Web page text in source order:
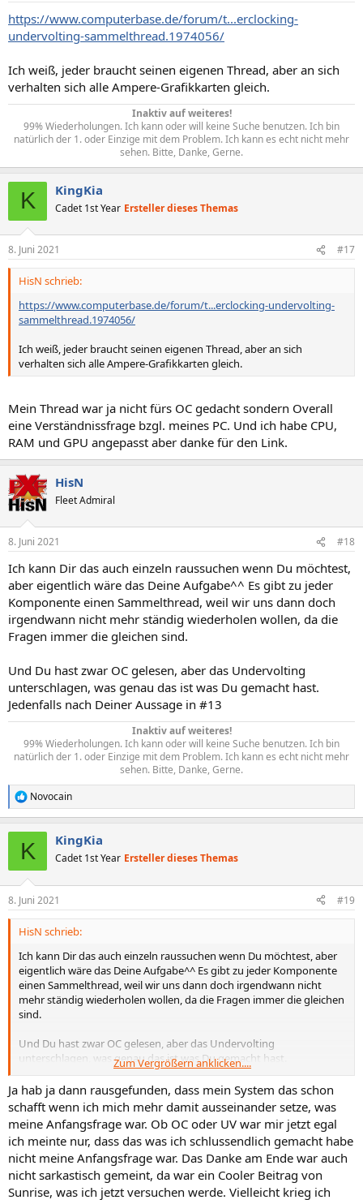
https://www.computerbase.de/forum/t...erclocking-
undervolting-sammelthread.1974056/
Ich weiß, jeder braucht seinen eigenen Thread, aber an sich
verhalten sich alle Ampere-Grafikkarten gleich.
Inaktiv auf weiteres!
99% Wiederholungen. Ich kann oder will keine Suche benutzen. Ich bin
natürlich der 1. oder Einzige mit dem Problem. Ich kann es echt nicht mehr
sehen. Bitte, Danke, Gerne.​
K KingKia
Cadet 1st Year Ersteller dieses Themas
8. Juni 2021 #17
HisN schrieb:
https://www.computerbase.de/forum/t...erclocking-undervolting-
sammelthread.1974056/
Ich weiß, jeder braucht seinen eigenen Thread, aber an sich
verhalten sich alle Ampere-Grafikkarten gleich.
Mein Thread war ja nicht fürs OC gedacht sondern Overall
eine Verständnissfrage bzgl. meines PC. Und ich habe CPU,
RAM und GPU angepasst aber danke für den Link.
HisN
Fleet Admiral
8. Juni 2021 #18
Ich kann Dir das auch einzeln raussuchen wenn Du möchtest,
aber eigentlich wäre das Deine Aufgabe^^ Es gibt zu jeder
Komponente einen Sammelthread, weil wir uns dann doch
irgendwann nicht mehr ständig wiederholen wollen, da die
Fragen immer die gleichen sind.
Und Du hast zwar OC gelesen, aber das Undervolting
unterschlagen, was genau das ist was Du gemacht hast.
Jedenfalls nach Deiner Aussage in #13
Inaktiv auf weiteres!
99% Wiederholungen. Ich kann oder will keine Suche benutzen. Ich bin
natürlich der 1. oder Einzige mit dem Problem. Ich kann es echt nicht mehr
sehen. Bitte, Danke, Gerne.​
R
e
e
n
Novocain
K KingKia
Cadet 1st Year Ersteller dieses Themas
8. Juni 2021 #19
HisN schrieb:
Ich kann Dir das auch einzeln raussuchen wenn Du möchtest, aber
eigentlich wäre das Deine Aufgabe^^ Es gibt zu jeder Komponente
einen Sammelthread, weil wir uns dann doch irgendwann nicht
mehr ständig wiederholen wollen, da die Fragen immer die gleichen
sind.
Und Du hast zwar OC gelesen, aber das Undervolting
unterschlagen, was genau das ist was Du gemacht hast.
Jedenfalls nach Deiner Aussage in #13
Zum Vergrößern anklicken....
Ja hab ja dann rausgefunden, dass mein System das schon
schafft wenn ich mich mehr damit ausseinander setze, was
meine Anfangsfrage war. Ob OC oder UV war mir jetzt egal
ich meinte nur, dass das was ich schlussendlich gemacht habe
nicht meine Anfangsfrage war. Das Danke am Ende war auch
nicht sarkastisch gemeint, da war ein Cooler Beitrag von
Sunrise, was ich jetzt versuchen werde. Vielleicht krieg ich